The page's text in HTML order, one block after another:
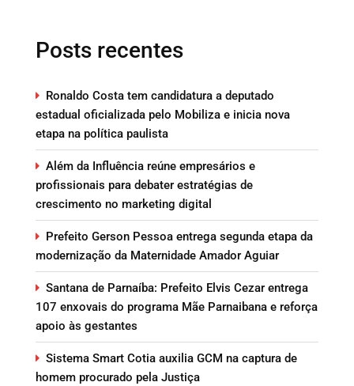
Posts recentes
Ronaldo Costa tem candidatura a deputado
estadual oficializada pelo Mobiliza e inicia nova
etapa na política paulista
Além da Influência reúne empresários e
profissionais para debater estratégias de
crescimento no marketing digital
Prefeito Gerson Pessoa entrega segunda etapa da
modernização da Maternidade Amador Aguiar
Santana de Parnaíba: Prefeito Elvis Cezar entrega
107 enxovais do programa Mãe Parnaibana e reforça
apoio às gestantes
Sistema Smart Cotia auxilia GCM na captura de
homem procurado pela Justiça